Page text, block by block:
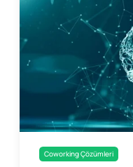
Coworking Çözümleri